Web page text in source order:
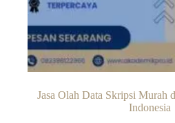
Jasa Olah Data Skripsi Murah
Indonesia